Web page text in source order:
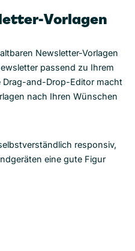
Vorlagen
Newsletter-Vorlagen
passend zu Ihrem
Drag-and-Drop-Editor macht
nach Ihren Wünschen
responsiv,
eine gute Figur